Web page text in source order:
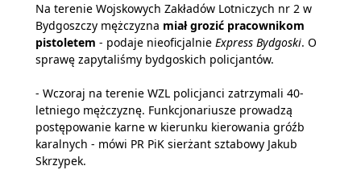
Na terenie Wojskowych Zakładów Lotniczych nr 2 w
Bydgoszczy mężczyzna miał grozić pracownikom
pistoletem - podaje nieoficjalnie Express Bydgoski. O
sprawę zapytaliśmy bydgoskich policjantów.
- Wczoraj na terenie WZL policjanci zatrzymali 40-
letniego mężczyznę. Funkcjonariusze prowadzą
postępowanie karne w kierunku kierowania gróźb
karalnych - mówi PR PiK sierżant sztabowy Jakub
Skrzypek.